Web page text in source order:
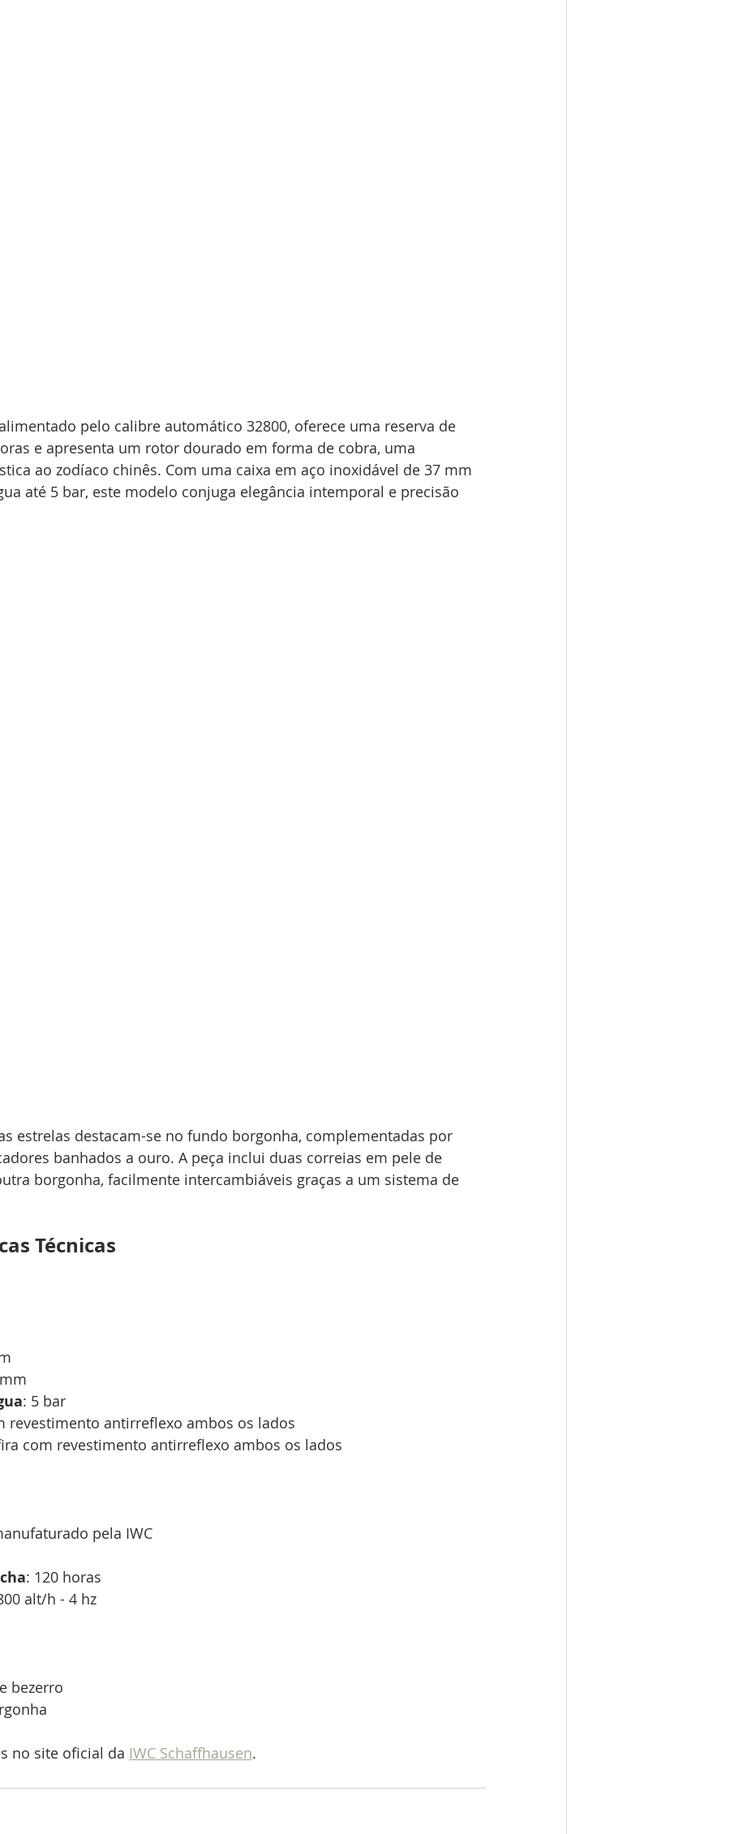
pelo calibre automático 32800, oferece uma reserva de
e apresenta um rotor dourado em forma de cobra, uma
ao zodíaco chinês. Com uma caixa em aço inoxidável de 37 mm
até 5 bar, este modelo conjuga elegância intemporal e precisão
estrelas destacam-se no fundo borgonha, complementadas por
banhados a ouro. A peça inclui duas correias em pele de
borgonha, facilmente intercambiáveis graças a um sistema de
Técnicas
: 5 bar
revestimento antirreflexo ambos os lados
com revestimento antirreflexo ambos os lados
pela IWC
: 120 horas
alt/h - 4 hz
bezerro
no site oficial da IWC Schaffhausen.